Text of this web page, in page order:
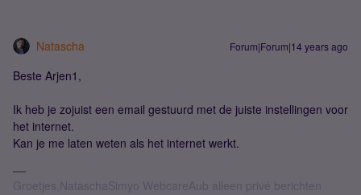
Natascha Forum|Forum|14 years ago
Beste Arjen1,
Ik heb je zojuist een email gestuurd met de juiste instellingen voor
het internet.
Kan je me laten weten als het internet werkt.
Groetjes,NataschaSimyo WebcareAub alleen privé berichten